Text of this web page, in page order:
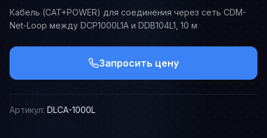
Кабель (CAT+POWER) для соединения через сеть CDM-
Net-Loop между DCP1000L1A и DDB104L1, 10 м
Запросить цену
Артикул: DLCA-1000L